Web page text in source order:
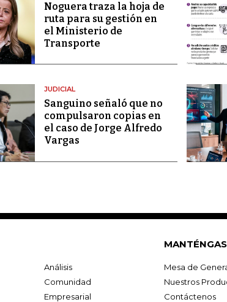
Noguera traza la hoja de
ruta para su gestión en
el Ministerio de
Transporte
JUDICIAL
Sanguino señaló que no
compulsaron copias en
el caso de Jorge Alfredo
Vargas
Análisis
Comunidad
Empresarial
Mesa de
Nuestros
Contáctenos